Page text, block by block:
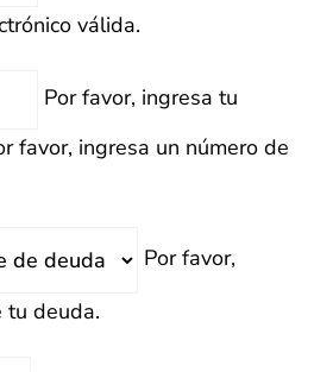
válida.
Por favor, ingresa tu
favor, ingresa un número de
Por favor,
tu deuda.